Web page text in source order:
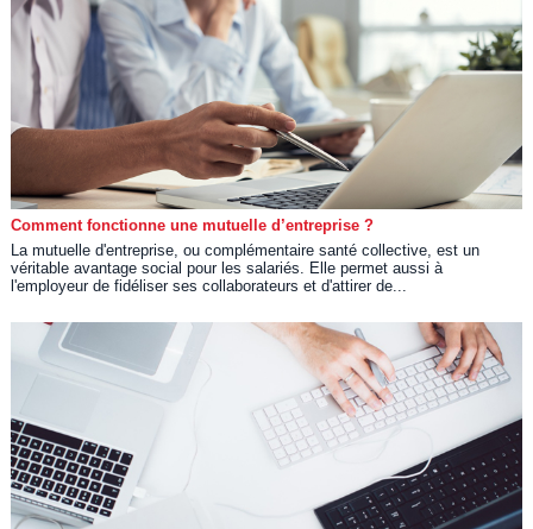
Comment fonctionne une mutuelle d’entreprise ?
La mutuelle d'entreprise, ou complémentaire santé collective, est un
véritable avantage social pour les salariés. Elle permet aussi à
l'employeur de fidéliser ses collaborateurs et d'attirer de...